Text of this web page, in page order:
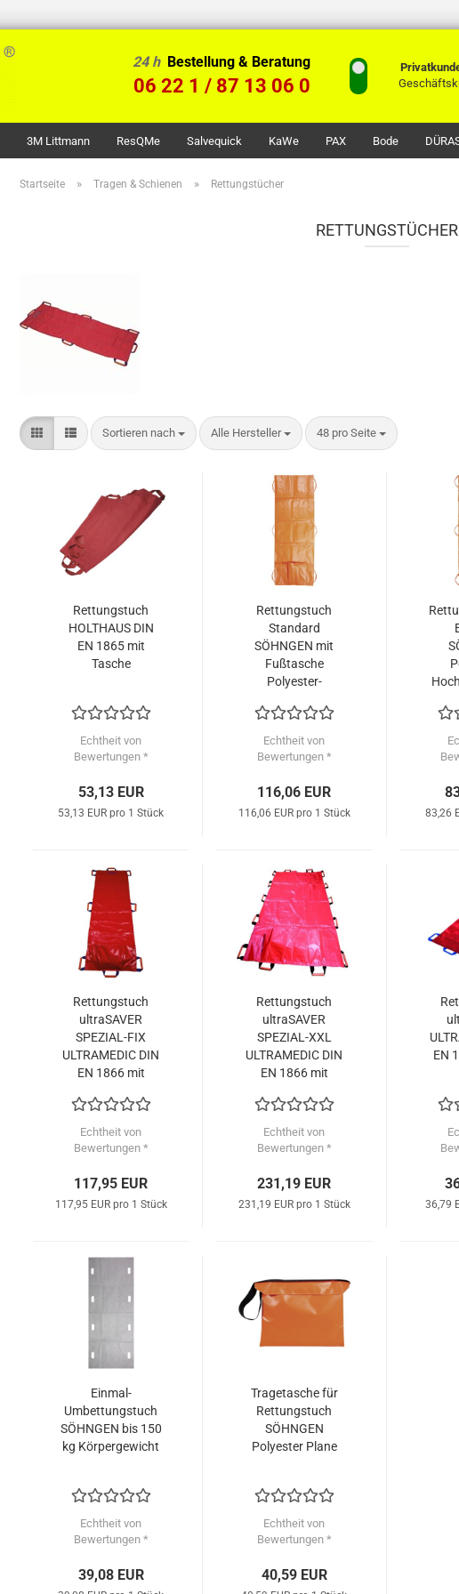
24 h Bestellung & Beratung
06 22 1 / 87 13 06 0
3M Littmann ResQMe Salvequick KaWe PAX Bode
Startseite » Tragen & Schienen » Rettungstücher
RETTUNGSTÜCHER
Sortieren nach
Sortieren nach Alle Hersteller
pro Seite 48 pro Seite
pro Seite
Rettungstuch
HOLTHAUS DIN
EN 1865 mit
Tasche
Echtheit von
Bewertungen *
53,13 EUR
53,13 EUR pro 1 Stück
Rettungstuch
Standard
SÖHNGEN mit
Fußtasche
Polyester-
Echtheit von
Bewertungen *
116,06 EUR
116,06 EUR pro 1 Stück 83,26
Rettungstuch
ultraSAVER
SPEZIAL-FIX
ULTRAMEDIC DIN
EN 1866 mit
Echtheit von
Bewertungen *
117,95 EUR
117,95 EUR pro 1 Stück
Rettungstuch
ultraSAVER
SPEZIAL-XXL
ULTRAMEDIC DIN
EN 1866 mit
Echtheit von
Bewertungen *
231,19 EUR
231,19 EUR pro 1 Stück
EN
36,79
Einmal-
Umbettungstuch
SÖHNGEN bis 150
kg Körpergewicht
Echtheit von
Bewertungen *
39,08 EUR
Tragetasche für
Rettungstuch
SÖHNGEN
Polyester Plane
Echtheit von
Bewertungen *
40,59 EUR